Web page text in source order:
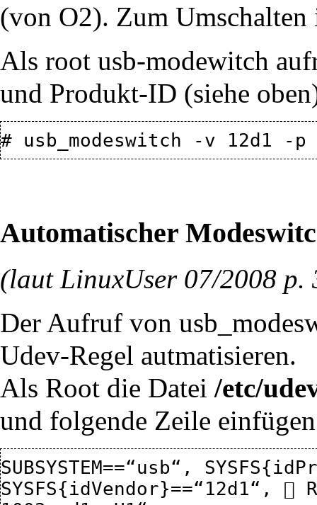
(von O2). Zum
Als root usb-modewitch
und Produkt-ID (siehe
Automatischer
(laut LinuxUser 07/2008
Der Aufruf von
Udev-Regel autmatisieren.
Als Root die Datei /etc/
und folgende Zeile
SUBSYSTEM==“usb“,
SYSFS{idVendor}==“12d1“, 